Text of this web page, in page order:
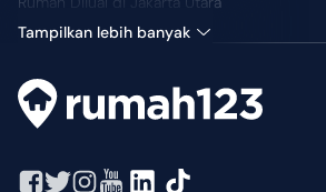
Tampilkan lebih banyak